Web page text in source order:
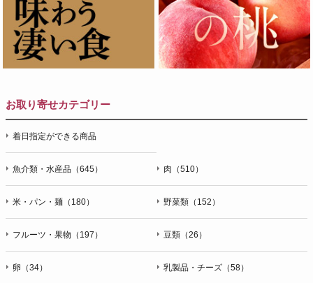
お取り寄せカテゴリー
着日指定ができる商品
魚介類・水産品（645） 肉（510）
米・パン・麺（180） 野菜類（152）
フルーツ・果物（197） 豆類（26）
卵（34） 乳製品・チーズ（58）